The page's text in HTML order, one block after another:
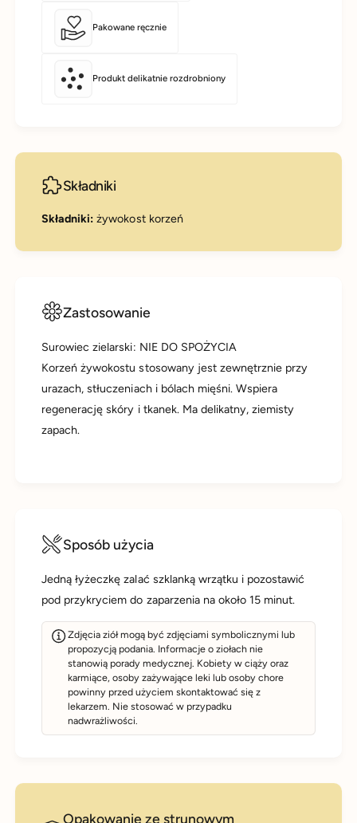
Pakowane ręcznie
Produkt delikatnie rozdrobniony
Składniki
Składniki: żywokost korzeń
Zastosowanie
Surowiec zielarski: NIE DO SPOŻYCIA
Korzeń żywokostu stosowany jest zewnętrznie przy
urazach, stłuczeniach i bólach mięśni. Wspiera
regenerację skóry i tkanek. Ma delikatny, ziemisty
zapach.
Sposób użycia
Jedną łyżeczkę zalać szklanką wrzątku i pozostawić
pod przykryciem do zaparzenia na około 15 minut.
Zdjęcia ziół mogą być zdjęciami symbolicznymi lub
propozycją podania. Informacje o ziołach nie
stanowią porady medycznej. Kobiety w ciąży oraz
karmiące, osoby zażywające leki lub osoby chore
powinny przed użyciem skontaktować się z
lekarzem. Nie stosować w przypadku
nadwrażliwości.
Opakowanie ze strunowym